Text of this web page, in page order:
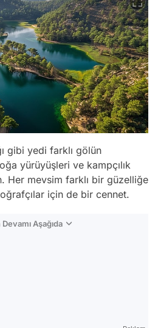
gibi yedi farklı gölün
yürüyüşleri ve kampçılık
Her mevsim farklı bir güzelliğe
için de bir cennet.
Aşağıda